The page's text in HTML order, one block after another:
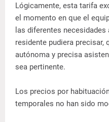
Lógicamente, esta tarifa
el momento en que el
las diferentes
residente pudiera precisar,
autónoma y precisa
sea pertinente.
Los precios por
temporales no han sido